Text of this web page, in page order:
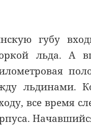
губу
льда. А
льдинами.
все время